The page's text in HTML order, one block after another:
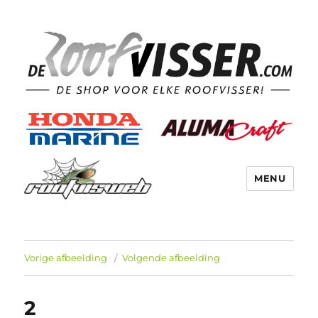
MENU
Vorige afbeelding Volgende afbeelding
2